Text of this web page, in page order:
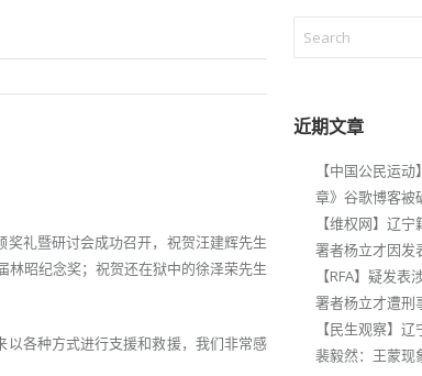
礼暨研讨会成功召开，祝贺汪建辉先生
林昭纪念奖；祝贺还在狱中的徐泽荣先生
各种方式进行支援和救援，我们非常感
近期文章
【中国公民运
章》谷歌博客被
【维权网】辽
署者杨立才因发
【RFA】疑发
署者杨立才遭刑
【民生观察】
裴毅然：王蒙现